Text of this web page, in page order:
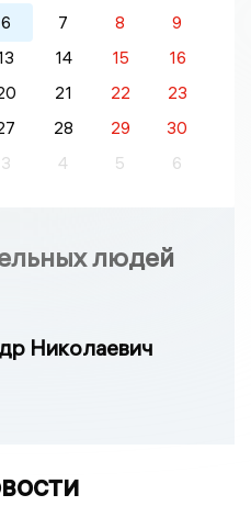
6 7 8
9
14 15
16
21 22
23
28 29
30
3 4 5 6
людей
Николаевич